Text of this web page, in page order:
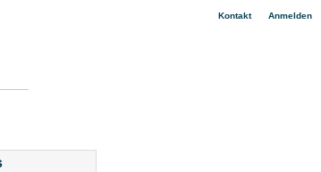
Kontakt| Anmelden